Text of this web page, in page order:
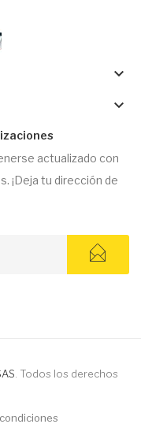
keyboard_arrow_down
keyboard_arrow_down
actualizado con
¡Deja tu dirección de
. Todos los derechos